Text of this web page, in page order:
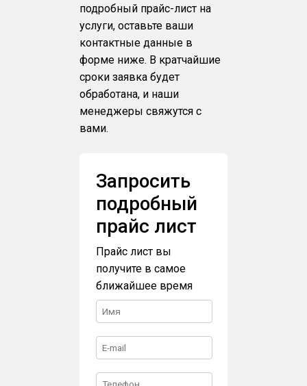
подробный прайс-лист на
услуги, оставьте ваши
контактные данные в
форме ниже. В кратчайшие
сроки заявка будет
обработана, и наши
менеджеры свяжутся с
вами.
Запросить
подробный
прайс лист
Прайс лист вы
получите в самое
ближайшее время